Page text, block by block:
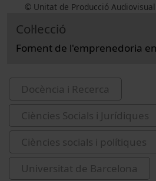
© Unitat de Producció Audiovisual
Col·lecció
Foment de l'emprenedoria
Docència i Recerca
Ciències Socials i Jurídiques
Ciències socials i polítiques
Universitat de Barcelona